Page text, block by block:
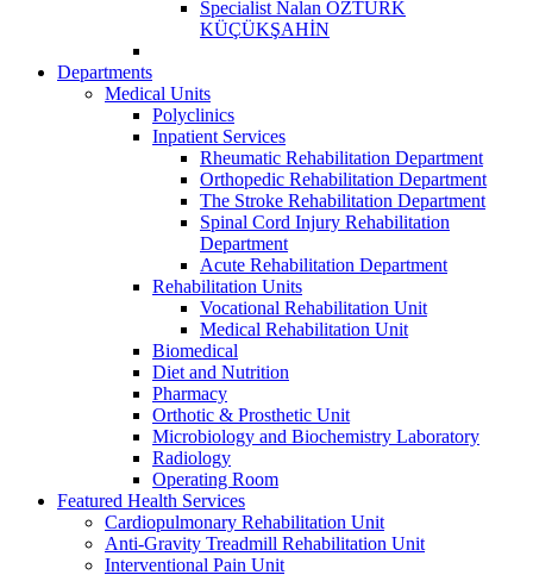
Specialist Nalan ÖZTÜRK
KÜÇÜKŞAHİN
Departments
Medical Units
Polyclinics
Inpatient Services
Rheumatic Rehabilitation Department
Orthopedic Rehabilitation Department
The Stroke Rehabilitation Department
Spinal Cord Injury Rehabilitation
Department
Acute Rehabilitation Department
Rehabilitation Units
Vocational Rehabilitation Unit
Medical Rehabilitation Unit
Biomedical
Diet and Nutrition
Pharmacy
Orthotic & Prosthetic Unit
Microbiology and Biochemistry Laboratory
Radiology
Operating Room
Featured Health Services
Cardiopulmonary Rehabilitation Unit
Anti-Gravity Treadmill Rehabilitation Unit
Interventional Pain Unit